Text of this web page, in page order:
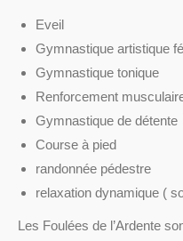
Eveil
Gymnastique artistique
Gymnastique tonique
Renforcement
Gymnastique de détente
Course à pied
randonnée pédestre
relaxation dynamique (
Les Foulées de l’Ardente